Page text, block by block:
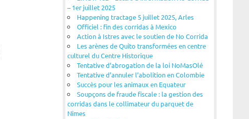
– 1er juillet 2025
Happening tractage 5 juillet 2025, Arles
Officiel : fin des corridas à Mexico
Action à Istres avec le soutien de No Corrida
Les arènes de Quito transformées en centre
culturel du Centre Historique
Tentative d’abrogation de la loi NoMasOlé
Tentative d’annuler l’abolition en Colombie
Succès pour les animaux en Equateur
Soupçons de fraude fiscale : la gestion des
corridas dans le collimateur du parquet de
Nîmes